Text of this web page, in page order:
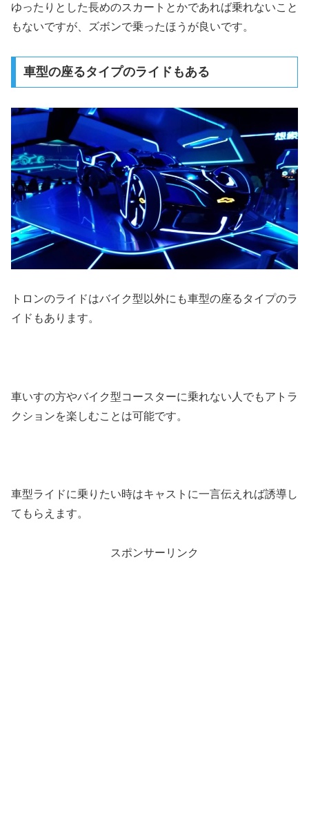
ゆったりとした長めのスカートとかであれば乗れないこと
もないですが、ズボンで乗ったほうが良いです。
車型の座るタイプのライドもある
トロンのライドはバイク型以外にも車型の座るタイプのラ
イドもあります。
車いすの方やバイク型コースターに乗れない人でもアトラ
クションを楽しむことは可能です。
車型ライドに乗りたい時はキャストに一言伝えれば誘導し
てもらえます。
スポンサーリンク